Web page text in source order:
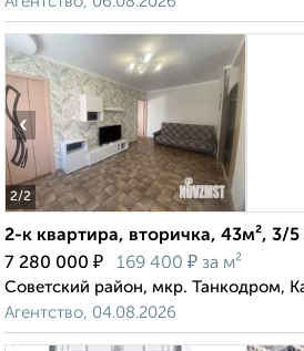
2/2
‹
2-к квартира, вторичка, 43м², 3/
7 280 000 ₽ 169 400 ₽ за м²
Советский район, мкр. Танкодром,
Агентство, 04.08.2026